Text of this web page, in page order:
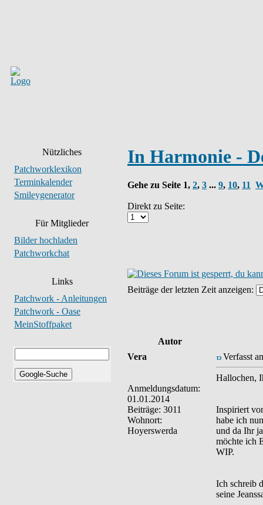
Nützliches
Patchworklexikon
Terminkalender
Smileygenerator
Für Mitglieder
Bilder hochladen
Patchworkchat
Links
Patchwork - Anleitungen
Patchwork - Oase
MeinStoffpaket
In Harmonie -
Gehe zu Seite 1, 2, 3 ... 9, 10, 11
Direkt zu Seite:
Beiträge der letzten Zeit anzeigen:
Autor
Vera
Anmeldungsdatum:
01.01.2014
Beiträge: 3011
Wohnort:
Hoyerswerda
Verfasst
Hallochen,
Inspiriert
habe ich
und da Ihr
möchte ich
WIP.
Ich schreib
seine